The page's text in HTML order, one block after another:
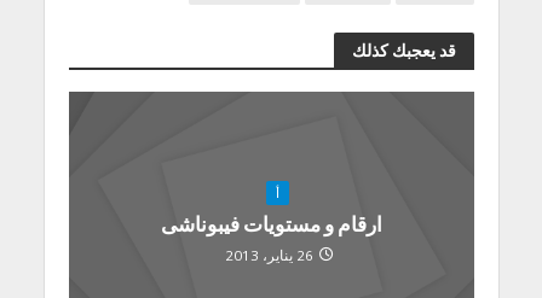
قد يعجبك كذلك
أ
ارقام و مستويات فيبوناشى
26 يناير، 2013